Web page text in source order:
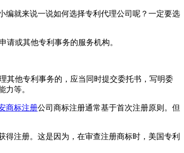
编就来说一说如何选择专利代理公司呢？一定要选
或其他专利事务的服务机构。
其他专利事务的，应当同时提交委托书，写明委
力等。
商标注册公司商标注册通常基于首次注册原则。但
注册。这是因为，在审查注册商标时，美国专利